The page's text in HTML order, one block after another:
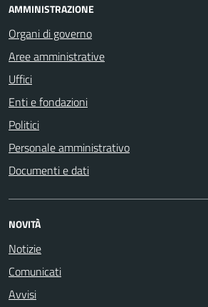
AMMINISTRAZIONE
Organi di governo
Aree amministrative
Uffici
Enti e fondazioni
Politici
Personale amministrativo
Documenti e dati
NOVITÀ
Notizie
Comunicati
Avvisi